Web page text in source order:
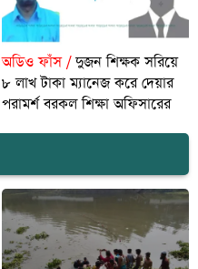
অডিও ফাঁস /দুজন শিক্ষক সরিয়ে
৮ লাখ টাকা ম্যানেজ করে দেয়ার
পরামর্শ বরকল শিক্ষা অফিসারের